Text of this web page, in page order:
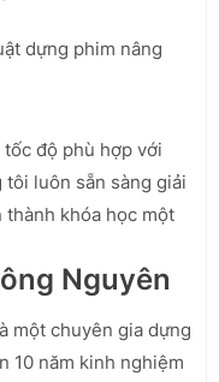
dựng phim nâng
độ phù hợp với
luôn sẵn sàng giải
thành khóa học một
Nguyên
một chuyên gia dựng
10 năm kinh nghiệm